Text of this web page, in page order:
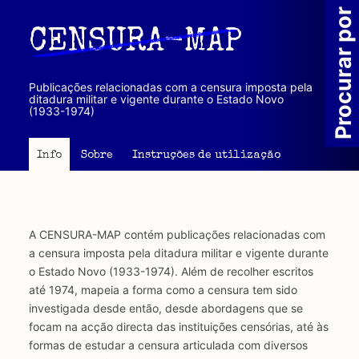
principal
CENSURA-MAP
Publicações relacionadas com a censura imposta pela
ditadura militar e vigente durante o Estado Novo
(1933-1974)
Info Sobre Instruções de utilização
A CENSURA-MAP contém publicações relacionadas com
a censura imposta pela ditadura militar e vigente durante
o Estado Novo (1933-1974). Além de recolher escritos
até 1974, mapeia a forma como a censura tem sido
investigada desde então, desde abordagens que se
focam na acção directa das instituições censórias, até às
formas de estudar a censura articulada com diversos
Procurar por